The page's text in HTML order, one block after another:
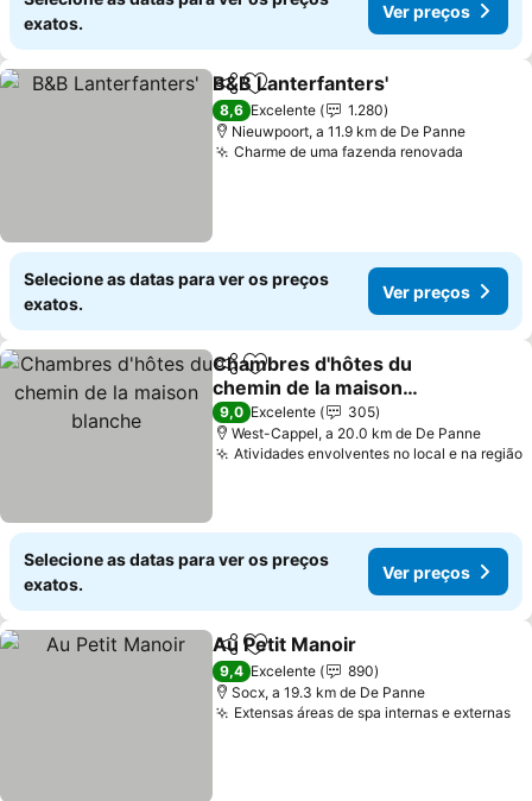
exatos.
Ver preços
PartilharAdicionar aos favoritos
B&B Lanterfanters'
8,6 Excelente
1.280
Nieuwpoort, a 11.9 km de De Panne
Charme de uma fazenda renovada
Selecione as datas para ver os preços
exatos.
Ver preços
PartilharAdicionar aos favoritos
Chambres d'hôtes du
chemin de la maison
blanche
Ver preços
9,0 Excelente
305
West-Cappel, a 20.0 km de De Panne
Atividades envolventes no local e na região
Selecione as datas para ver os preços
exatos.
Ver preços
PartilharAdicionar aos favoritos
Au Petit Manoir
9,4 Excelente
890
Socx, a 19.3 km de De Panne
Extensas áreas de spa internas e externas